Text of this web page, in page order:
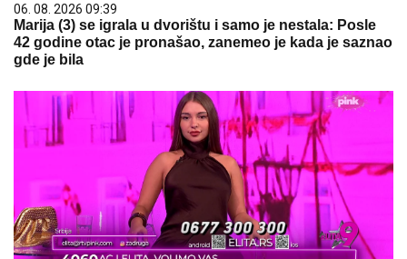
06. 08. 2026 09:39
Marija (3) se igrala u dvorištu i samo je nestala: Posle
42 godine otac je pronašao, zanemeo je kada je saznao
gde je bila